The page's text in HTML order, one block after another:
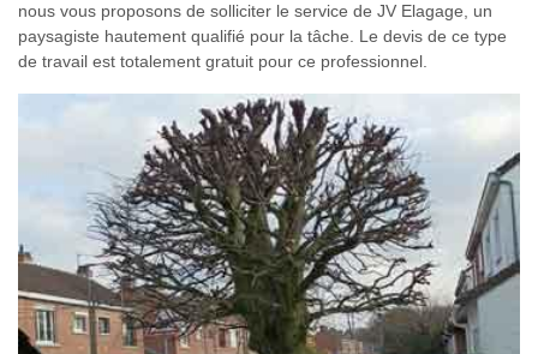
nous vous proposons de solliciter le service de JV Elagage, un
paysagiste hautement qualifié pour la tâche. Le devis de ce type
de travail est totalement gratuit pour ce professionnel.